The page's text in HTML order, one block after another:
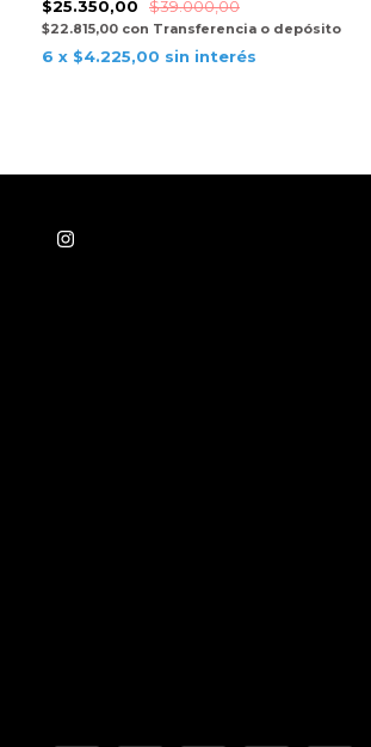
$25.350,00 $39.000,00
$22.815,00 con Transferencia o depósito
6 x $4.225,00 sin interés